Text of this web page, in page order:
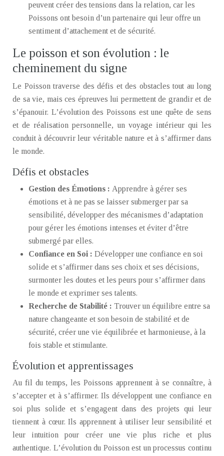
peuvent créer des tensions dans la relation, car les
Poissons ont besoin d’un partenaire qui leur offre un
sentiment d’attachement et de sécurité.
Le poisson et son évolution : le
cheminement du signe
Le Poisson traverse des défis et des obstacles tout au long
de sa vie, mais ces épreuves lui permettent de grandir et de
s’épanouir. L’évolution des Poissons est une quête de sens
et de réalisation personnelle, un voyage intérieur qui les
conduit à découvrir leur véritable nature et à s’affirmer dans
le monde.
Défis et obstacles
Gestion des Émotions : Apprendre à gérer ses
émotions et à ne pas se laisser submerger par sa
sensibilité, développer des mécanismes d’adaptation
pour gérer les émotions intenses et éviter d’être
submergé par elles.
Confiance en Soi : Développer une confiance en soi
solide et s’affirmer dans ses choix et ses décisions,
surmonter les doutes et les peurs pour s’affirmer dans
le monde et exprimer ses talents.
Recherche de Stabilité : Trouver un équilibre entre sa
nature changeante et son besoin de stabilité et de
sécurité, créer une vie équilibrée et harmonieuse, à la
fois stable et stimulante.
Évolution et apprentissages
Au fil du temps, les Poissons apprennent à se connaître, à
s’accepter et à s’affirmer. Ils développent une confiance en
soi plus solide et s’engagent dans des projets qui leur
tiennent à cœur. Ils apprennent à utiliser leur sensibilité et
leur intuition pour créer une vie plus riche et plus
authentique. L’évolution du Poisson est un processus continu